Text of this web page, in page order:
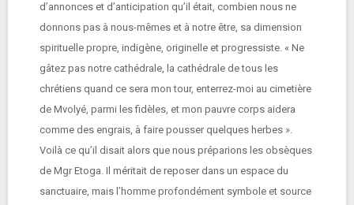
d’annonces et d’anticipation qu’il était, combien nous ne
donnons pas à nous-mêmes et à notre être, sa dimension
spirituelle propre, indigène, originelle et progressiste. « Ne
gâtez pas notre cathédrale, la cathédrale de tous les
chrétiens quand ce sera mon tour, enterrez-moi au cimetière
de Mvolyé, parmi les fidèles, et mon pauvre corps aidera
comme des engrais, à faire pousser quelques herbes ».
Voilà ce qu’il disait alors que nous préparions les obsèques
de Mgr Etoga. Il méritait de reposer dans un espace du
sanctuaire, mais l’homme profondément symbole et source